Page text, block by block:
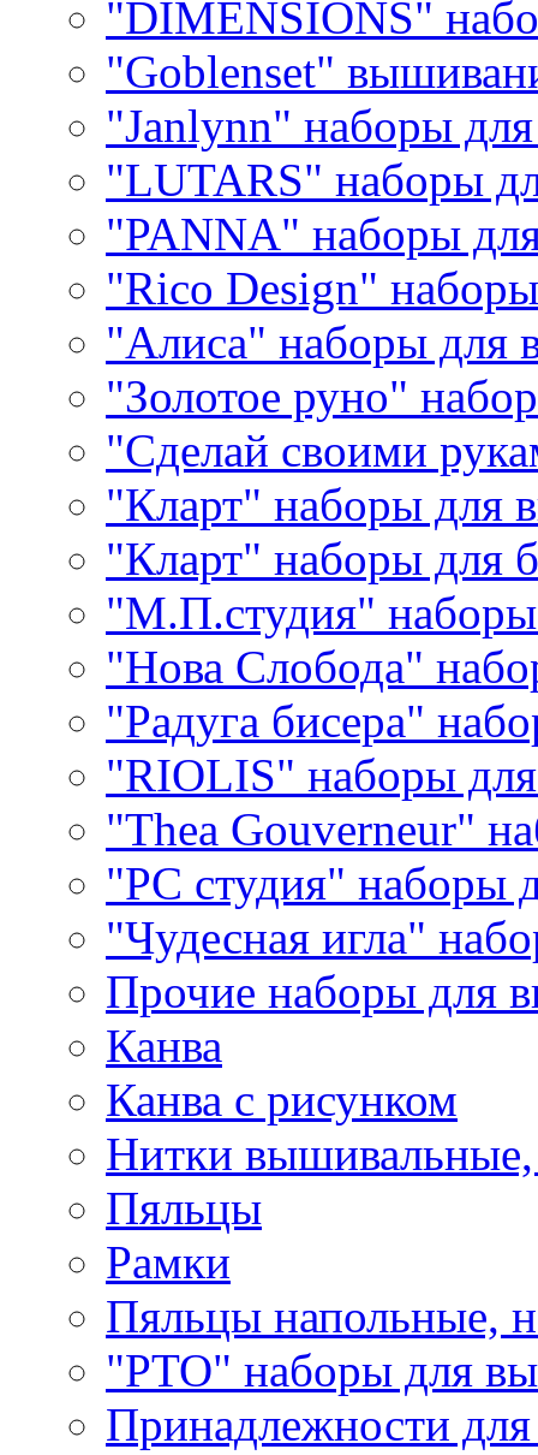
"DIMENSIONS"
"Goblenset"
"Janlynn" наборы
"LUTARS" наборы
"PANNA" наборы
"Rico Design"
"Алиса" наборы для
"Золотое руно"
"Сделай своими
"Кларт" наборы для
"Кларт" наборы для
"М.П.студия"
"Нова Слобода"
"Радуга бисера"
"RIOLIS" наборы
"Thea Gouverneur"
"РС студия" наборы
"Чудесная игла"
Прочие наборы для
Канва
Канва с рисунком
Нитки
Пяльцы
Рамки
Пяльцы напольные,
"РТО" наборы для
Принадлежности